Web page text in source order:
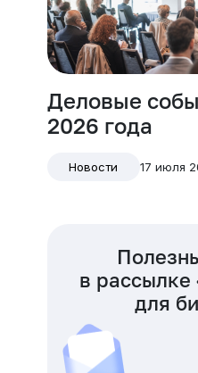
Деловые
2026 года
Новости 17 июля
в рассылке
для